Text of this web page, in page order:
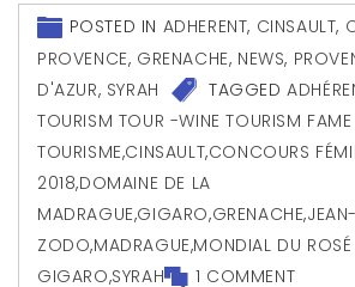
POSTED IN ADHERENT, CINSAULT,
PROVENCE, GRENACHE, NEWS,
D'AZUR, SYRAH TAGGED
TOURISM TOUR -WINE TOURISM
TOURISME,CINSAULT,CONCOURS
2018,DOMAINE DE LA
MADRAGUE,GIGARO,GRENACHE,
ZODO,MADRAGUE,MONDIAL DU
GIGARO,SYRAH 1 COMMENT